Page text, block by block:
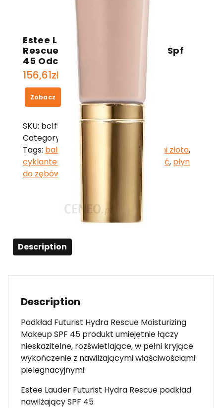
Estee Lauder Futurist Hydra
Rescue Podkład Nawilżający Spf
45 Odcień 3C2 Pebble 35 ml
156,61zł
Zobacz
SKU: bc1f5cdedc05
Category:
Estee Lauder
Tags: balsam brązujący z drobinkami złota,
cyklantera odchudzanie jak stosować, płyn
do zębów
Description
Description
Podkład Futurist Hydra Rescue Moisturizing
Makeup SPF 45 produkt umiejętnie łączy
nieskazitelne, rozświetlające, w pełni kryjące
wykończenie z nawilżającymi właściwościami
pielęgnacyjnymi.
Estee Lauder Futurist Hydra Rescue podkład
nawilżający SPF 45